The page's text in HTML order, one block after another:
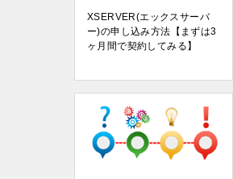
XSERVER(エックスサーバ
ー)の申し込み方法【まずは3
ヶ月間で契約してみる】